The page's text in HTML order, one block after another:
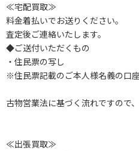
≪宅配買取≫
料金着払いでお送りください。
査定後ご連絡いたします。
◆ご送付いただくもの
・住民票の写し
※住民票記載のご本人様名義の口
古物営業法に基づく流れですので
≪出張買取≫